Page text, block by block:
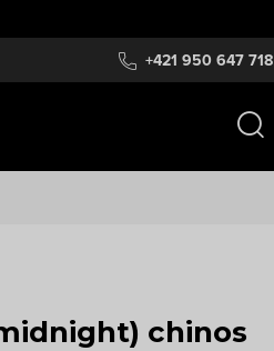
+421 950 647 718
chinos